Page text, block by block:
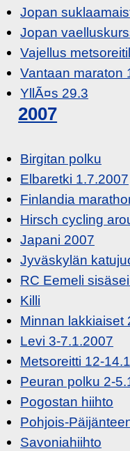
Jopan
Jopan
Vajellus
Vantaan maraton
YllÃ¤s 29.3
2007
Birgitan polku
Elbaretki 1.7.2007
Finlandia
Hirsch cycling
Japani 2007
Jyväskylän
RC Eemeli
Killi
Minnan lakkiaiset
Levi 3-7.1.2007
Metsoreitti 12-
Peuran polku 2-
Pogostan hiihto
Pohjois-
Savoniahiihto